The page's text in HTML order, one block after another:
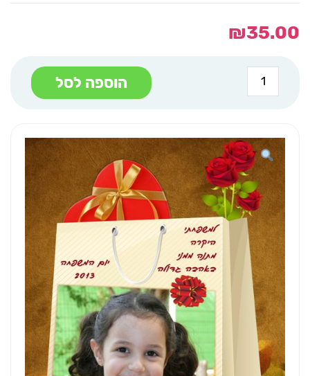
₪35.00
כמות
של
תמונה
שקית
הפתעות
הוספה לסל